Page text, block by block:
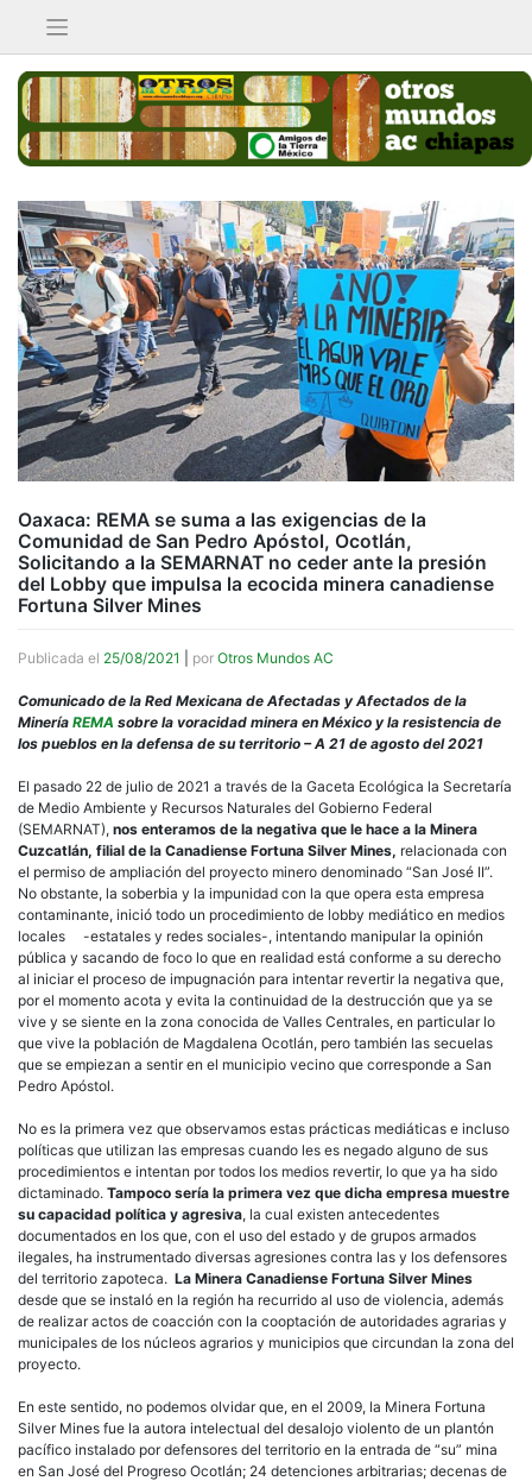
contenido
Oaxaca: REMA se suma a las exigencias de la
Comunidad de San Pedro Apóstol, Ocotlán,
Solicitando a la SEMARNAT no ceder ante la presión
del Lobby que impulsa la ecocida minera canadiense
Fortuna Silver Mines
Publicada el 25/08/2021 por Otros Mundos AC
Comunicado de la Red Mexicana de Afectadas y Afectados de la
Minería REMA sobre la voracidad minera en México y la resistencia de
los pueblos en la defensa de su territorio – A 21 de agosto del 2021
El pasado 22 de julio de 2021 a través de la Gaceta Ecológica la Secretaría
de Medio Ambiente y Recursos Naturales del Gobierno Federal
(SEMARNAT), nos enteramos de la negativa que le hace a la Minera
Cuzcatlán, filial de la Canadiense Fortuna Silver Mines, relacionada con
el permiso de ampliación del proyecto minero denominado “San José II”.
No obstante, la soberbia y la impunidad con la que opera esta empresa
contaminante, inició todo un procedimiento de lobby mediático en medios
locales -estatales y redes sociales-, intentando manipular la opinión
pública y sacando de foco lo que en realidad está conforme a su derecho
al iniciar el proceso de impugnación para intentar revertir la negativa que,
por el momento acota y evita la continuidad de la destrucción que ya se
vive y se siente en la zona conocida de Valles Centrales, en particular lo
que vive la población de Magdalena Ocotlán, pero también las secuelas
que se empiezan a sentir en el municipio vecino que corresponde a San
Pedro Apóstol.
No es la primera vez que observamos estas prácticas mediáticas e incluso
políticas que utilizan las empresas cuando les es negado alguno de sus
procedimientos e intentan por todos los medios revertir, lo que ya ha sido
dictaminado. Tampoco sería la primera vez que dicha empresa muestre
su capacidad política y agresiva, la cual existen antecedentes
documentados en los que, con el uso del estado y de grupos armados
ilegales, ha instrumentado diversas agresiones contra las y los defensores
del territorio zapoteca. La Minera Canadiense Fortuna Silver Mines
desde que se instaló en la región ha recurrido al uso de violencia, además
de realizar actos de coacción con la cooptación de autoridades agrarias y
municipales de los núcleos agrarios y municipios que circundan la zona del
proyecto.
En este sentido, no podemos olvidar que, en el 2009, la Minera Fortuna
Silver Mines fue la autora intelectual del desalojo violento de un plantón
pacífico instalado por defensores del territorio en la entrada de “su” mina
en San José del Progreso Ocotlán; 24 detenciones arbitrarias; decenas de